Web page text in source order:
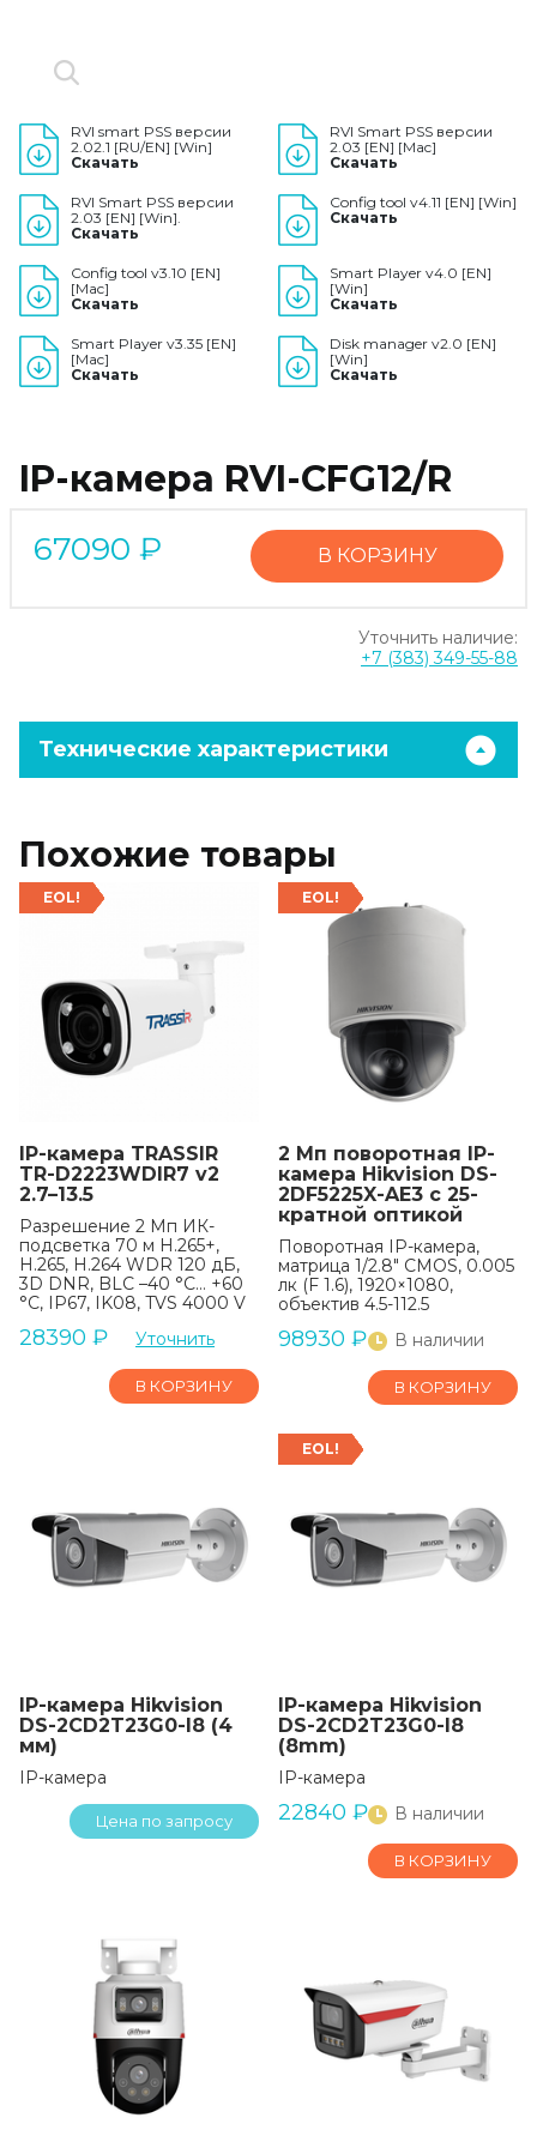
RVI smart PSS версии
2.02.1 [RU/EN] [Win]
Скачать
RVI Smart PSS версии
2.03 [EN] [Mac]
Скачать
RVI Smart PSS версии
2.03 [EN] [Win].
Скачать
Config tool v4.11 [EN] [Win]
Скачать
Config tool v3.10 [EN]
[Mac]
Скачать
Smart Player v4.0 [EN]
[Win]
Скачать
Smart Player v3.35 [EN]
[Mac]
Скачать
Disk manager v2.0 [EN]
[Win]
Скачать
IP-камера RVI-CFG12/R
67090 ₽ В КОРЗИНУ
Уточнить наличие:
+7 (383) 349-55-88
Технические характеристики
Похожие товары
EOL!
IP-камера TRASSIR
TR-D2223WDIR7 v2
2.7–13.5
Разрешение 2 Мп ИК-
подсветка 70 м H.265+,
H.265, H.264 WDR 120 дБ,
3D DNR, BLC –40 °C… +60
°C, IP67, IK08, TVS 4000 V
28390 ₽ Уточнить
В КОРЗИНУ
EOL!
2 Мп поворотная IP-
камера Hikvision DS-
2DF5225X-AE3 с 25-
кратной оптикой
Поворотная IP-камера,
матрица 1/2.8" CMOS, 0.005
лк (F 1.6), 1920×1080,
объектив 4.5-112.5
98930 ₽ В наличии
В КОРЗИНУ
IP-камера Hikvision
DS-2CD2T23G0-I8 (4
мм)
IP-камера
Цена по запросу
EOL!
IP-камера Hikvision
DS-2CD2T23G0-I8
(8mm)
IP-камера
22840 ₽ В наличии
В КОРЗИНУ